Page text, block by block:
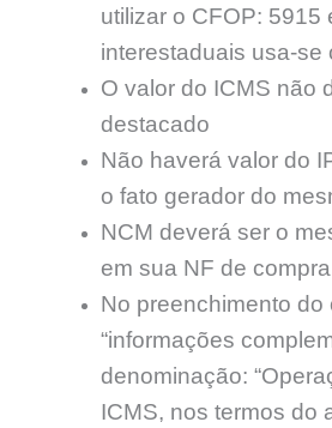
utilizar o CFOP: 5915
interestaduais usa-se
O valor do ICMS não
destacado
Não haverá valor do
o fato gerador do
NCM deverá ser o
em sua NF de
No preenchimento do
“informações
denominação:
ICMS, nos termos do